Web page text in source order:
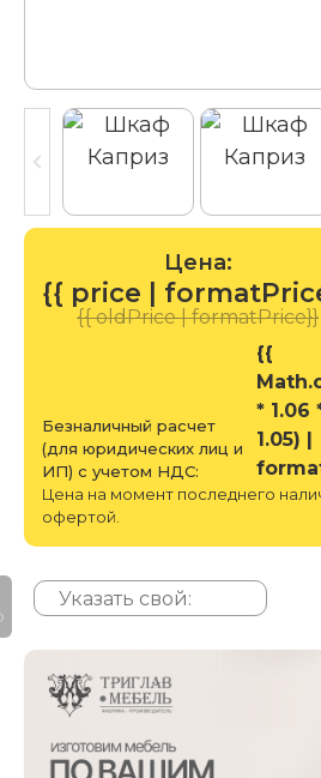
Цена:
{{ price |
{{ oldPrice | formatPrice}}
Безналичный расчет
(для юридических лиц и
ИП) с учетом НДС:
{{
* 1.06
1.05) |
Цена на момент последнего
офертой.